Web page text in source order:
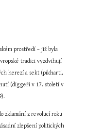
prostředí – již byla
tradici vyzdvihují
herezí a sekt (pikharti,
(diggeři v 17. století v
zklamání z revolucí roku
zlepšení politických